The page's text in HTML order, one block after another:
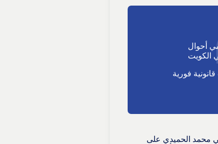
أحوال
الكويت
فورية
محمد الحميدي على